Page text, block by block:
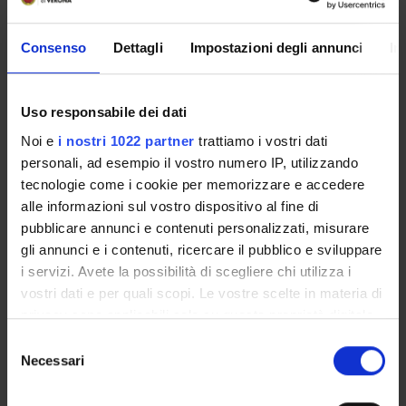
Consenso Dettagli Impostazioni degli annunci
Uso responsabile dei dati
Noi e i nostri 1022 partner trattiamo i vostri dati
personali, ad esempio il vostro numero IP, utilizzando
tecnologie come i cookie per memorizzare e accedere
alle informazioni sul vostro dispositivo al fine di
pubblicare annunci e contenuti personalizzati, misurare
gli annunci e i contenuti, ricercare il pubblico e sviluppare
i servizi. Avete la possibilità di scegliere chi utilizza i
vostri dati e per quali scopi. Le vostre scelte in materia di
privacy sono applicabili solo su questa proprietà digitale
modificare o revocare il proprio consenso in qualsiasi
momento dalla Dichiarazione sui cookie o facendo clic
delNecessari
Related Departments
Location
Sedi universitarie di Veronetta
Goals
Aprire i luoghi universitari alla città. Aprendosi al reciproco
ascolto e all’accoglienza di cittadini che normalmente
gravitano al di fuori della sfera accademica, Università
Svelate 2025 intende rilanciare l’impegno delle università e
dei comuni in quanto fattori determinanti della coesione
sociale attraverso iniziative di valorizzazione del
patrimonio storico monumentale degli atenei, visite
guidate, mostre, eventi.
Links to websites
https://www.crui.it/archivio-notizie/universitaâ-svelate-